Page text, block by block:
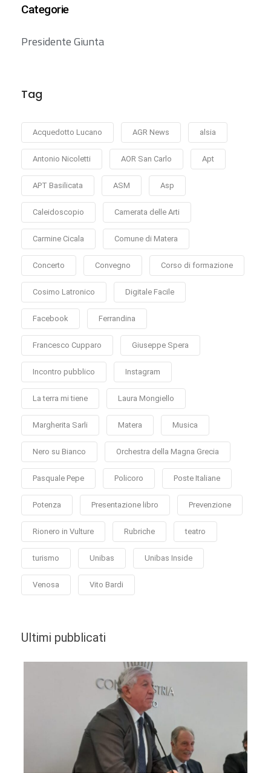
Categorie
Presidente Giunta
Tag
Acquedotto Lucano AGR News alsia
Antonio Nicoletti AOR San Carlo Apt
APT Basilicata ASM Asp
Caleidoscopio Camerata delle Arti
Carmine Cicala Comune di Matera
Concerto Convegno Corso di formazione
Cosimo Latronico Digitale Facile
Facebook Ferrandina
Francesco Cupparo Giuseppe Spera
Incontro pubblico Instagram
La terra mi tiene Laura Mongiello
Margherita Sarli Matera Musica
Nero su Bianco Orchestra della Magna Grecia
Pasquale Pepe Policoro Poste Italiane
Potenza Presentazione libro Prevenzione
Rionero in Vulture Rubriche teatro
turismo Unibas Unibas Inside
Venosa Vito Bardi
Ultimi pubblicati